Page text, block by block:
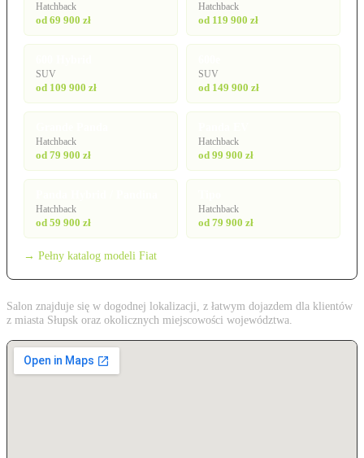
Hatchback
od 69 900 zł
Hatchback
od 119 900 zł
SUV
od 109 900 zł
SUV
od 149 900 zł
Hatchback
od 79 900 zł
Hatchback
od 99 900 zł
Hatchback
od 59 900 zł
Hatchback
od 79 900 zł
→ Pełny katalog modeli Fiat
Salon znajduje się w dogodnej lokalizacji, z łatwym dojazdem dla klientów
z miasta Słupsk oraz okolicznych miejscowości województwa.